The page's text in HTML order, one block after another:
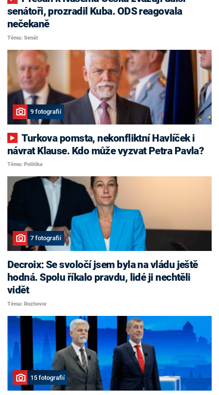
senátoři, prozradil Kuba. ODS reagovala
nečekaně
Téma: Senát
9 fotografií
Turkova pomsta, nekonfliktní Havlíček i
návrat Klause. Kdo může vyzvat Petra Pavla?
Téma: Politika
7 fotografií
Decroix: Se svoločí jsem byla na vládu ještě
hodná. Spolu říkalo pravdu, lidé ji nechtěli
vidět
Téma: Rozhovor
15 fotografií